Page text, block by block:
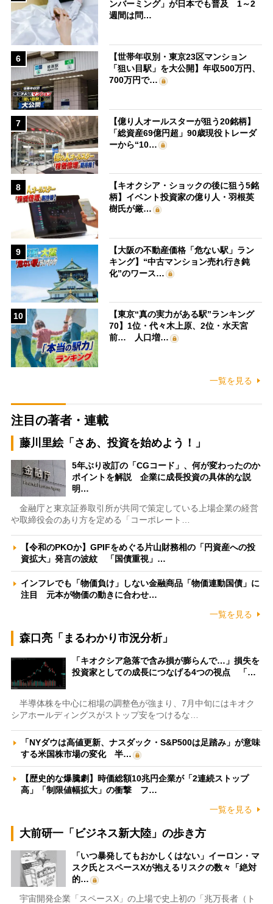
ンバーミング」が日本でも普及 1～2
週間は問…
6
【世帯年収別・東京23区マンション
「狙い目駅」を大公開】年収500万円、
700万円で…
7
【億り人オールスターが狙う20銘柄】
「総資産69億円超」90歳現役トレーダ
ーから“10…
8
【キオクシア・ショックの後に狙う5銘
柄】イベント投資家の億り人・羽根英
樹氏が厳…
9
【大阪の不動産価格「危ない駅」ラン
キング】“中古マンション売れ行き鈍
化”のワース…
10
【東京“真の実力がある駅”ランキング
70】1位・代々木上原、2位・水天宮
前… 人口増…
一覧を見る
注目の著者・連載
藤川里絵「さあ、投資を始めよう！」
5年ぶり改訂の「CGコード」、何が変わったのか
ポイントを解説 企業に成長投資の具体的な説
明…
金融庁と東京証券取引所が共同で策定している上場企業の経営
や取締役会のあり方を定める「コーポレート…
【令和のPKOか】GPIFをめぐる片山財務相の「円資産への投
資拡大」発言の波紋 「国債重視」…
インフレでも「物価負け」しない金融商品「物価連動国債」に
注目 元本が物価の動きに合わせ…
一覧を見る
森口亮「まるわかり市況分析」
「キオクシア急落で含み損が膨らんで…」損失を
投資家としての成長につなげる4つの視点 「…
半導体株を中心に相場の調整色が強まり、7月中旬にはキオク
シアホールディングスがストップ安をつけるな…
「NYダウは高値更新、ナスダック・S&P500は足踏み」が意味
する米国株市場の変化 半…
【歴史的な爆騰劇】時価総額10兆円企業が「2連続ストップ
高」「制限値幅拡大」の衝撃 フ…
一覧を見る
大前研一「ビジネス新大陸」の歩き方
「いつ暴発してもおかしくはない」イーロン・マ
スク氏とスペースXが抱えるリスクの数々「絶対
的…
宇宙開発企業「スペースX」の上場で史上初の「兆万長者（ト